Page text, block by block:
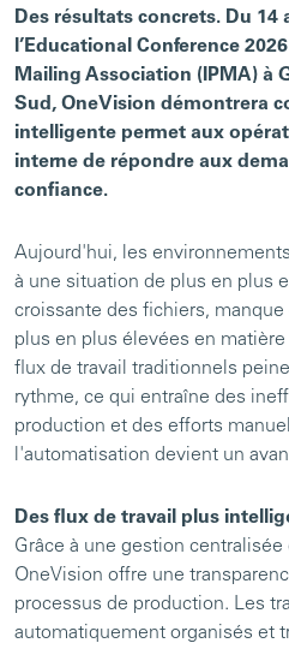
Des résultats concrets. Du 14
l’Educational Conference
Mailing Association (IPMA) à
Sud, OneVision démontrera
intelligente permet aux
interne de répondre aux
confiance.
Aujourd'hui, les
à une situation de plus en plus
croissante des fichiers,
plus en plus élevées en
flux de travail traditionnels
rythme, ce qui entraîne des
production et des efforts
l'automatisation devient un
Des flux de travail plus
Grâce à une gestion centralisée
OneVision offre une
processus de production. Les
automatiquement organisés et